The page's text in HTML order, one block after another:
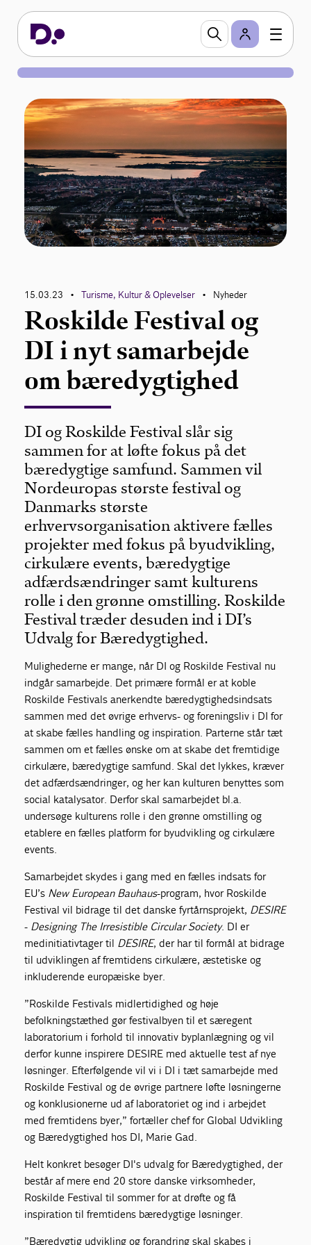
15.03.23 • Turisme, Kultur & Oplevelser • Nyheder
Roskilde Festival og
DI i nyt samarbejde
om bæredygtighed
DI og Roskilde Festival slår sig
sammen for at løfte fokus på det
bæredygtige samfund. Sammen vil
Nordeuropas største festival og
Danmarks største
erhvervsorganisation aktivere fælles
projekter med fokus på byudvikling,
cirkulære events, bæredygtige
adfærdsændringer samt kulturens
rolle i den grønne omstilling. Roskilde
Festival træder desuden ind i DI’s
Udvalg for Bæredygtighed.
Mulighederne er mange, når DI og Roskilde Festival nu
indgår samarbejde. Det primære formål er at koble
Roskilde Festivals anerkendte bæredygtighedsindsats
sammen med det øvrige erhvervs- og foreningsliv i DI for
at skabe fælles handling og inspiration. Parterne står tæt
sammen om et fælles ønske om at skabe det fremtidige
cirkulære, bæredygtige samfund. Skal det lykkes, kræver
det adfærdsændringer, og her kan kulturen benyttes som
social katalysator. Derfor skal samarbejdet bl.a.
undersøge kulturens rolle i den grønne omstilling og
etablere en fælles platform for byudvikling og cirkulære
events.
Samarbejdet skydes i gang med en fælles indsats for
EU’s New European Bauhaus-program, hvor Roskilde
Festival vil bidrage til det danske fyrtårnsprojekt, DESIRE
- Designing The Irresistible Circular Society. DI er
medinitiativtager til DESIRE, der har til formål at bidrage
til udviklingen af fremtidens cirkulære, æstetiske og
inkluderende europæiske byer.
”Roskilde Festivals midlertidighed og høje
befolkningstæthed gør festivalbyen til et særegent
laboratorium i forhold til innovativ byplanlægning og vil
derfor kunne inspirere DESIRE med aktuelle test af nye
løsninger. Efterfølgende vil vi i DI i tæt samarbejde med
Roskilde Festival og de øvrige partnere løfte løsningerne
og konklusionerne ud af laboratoriet og ind i arbejdet
med fremtidens byer,” fortæller chef for Global Udvikling
og Bæredygtighed hos DI, Marie Gad.
Helt konkret besøger DI's udvalg for Bæredygtighed, der
består af mere end 20 store danske virksomheder,
Roskilde Festival til sommer for at drøfte og få
inspiration til fremtidens bæredygtige løsninger.
”Bæredygtig udvikling og forandring skal skabes i